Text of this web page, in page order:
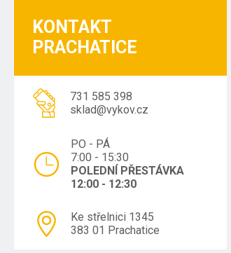
KONTAKT
PRACHATICE
731 585 398
sklad@vykov.cz
PO - PÁ
7:00 - 15:30
POLEDNÍ PŘESTÁVKA
12:00 - 12:30
Ke střelnici 1345
383 01 Prachatice